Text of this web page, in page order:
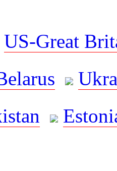
US-Great